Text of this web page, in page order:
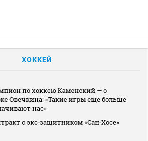
ХОККЕЙ
по хоккею Каменский — о
Овечкина: «Такие игры еще больше
нас»
с экс‑защитником «Сан‑Хосе»